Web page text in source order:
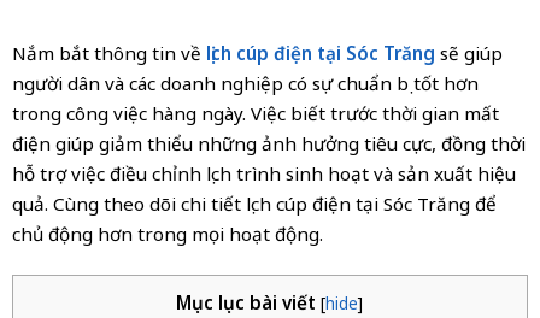
Nắm bắt thông tin về lịch cúp điện tại Sóc Trăng sẽ giúp
người dân và các doanh nghiệp có sự chuẩn bị tốt hơn
trong công việc hàng ngày. Việc biết trước thời gian mất
điện giúp giảm thiểu những ảnh hưởng tiêu cực, đồng thời
hỗ trợ việc điều chỉnh lịch trình sinh hoạt và sản xuất hiệu
quả. Cùng theo dõi chi tiết lịch cúp điện tại Sóc Trăng để
chủ động hơn trong mọi hoạt động.
Mục lục bài viết [hide]